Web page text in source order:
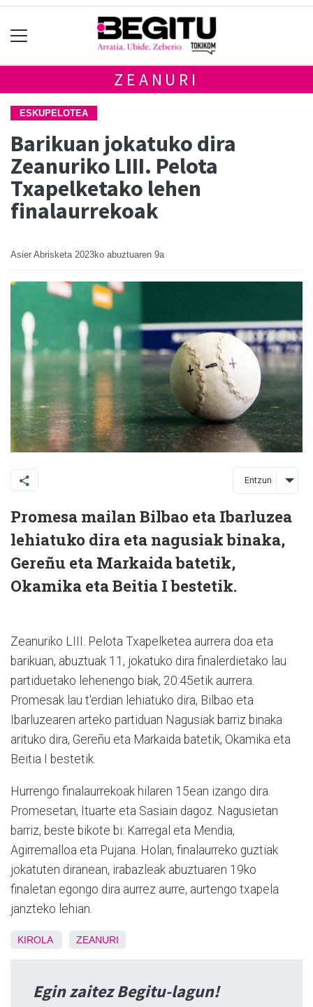
ZEANURI
ESKUPELOTEA
Barikuan jokatuko dira
Zeanuriko LIII. Pelota
Txapelketako lehen
finalaurrekoak
Asier Abrisketa 2023ko abuztuaren 9a
Entzun
Promesa mailan Bilbao eta Ibarluzea
lehiatuko dira eta nagusiak binaka,
Gereñu eta Markaida batetik,
Okamika eta Beitia I bestetik.
Zeanuriko LIII. Pelota Txapelketea aurrera doa eta
barikuan, abuztuak 11, jokatuko dira finalerdietako lau
partiduetako lehenengo biak, 20:45etik aurrera.
Promesak lau t'erdian lehiatuko dira, Bilbao eta
Ibarluzearen arteko partiduan Nagusiak barriz binaka
arituko dira, Gereñu eta Markaida batetik, Okamika eta
Beitia I bestetik.
Hurrengo finalaurrekoak hilaren 15ean izango dira.
Promesetan, Ituarte eta Sasiain dagoz. Nagusietan
barriz, beste bikote bi: Karregal eta Mendia,
Agirremalloa eta Pujana. Holan, finalaurreko guztiak
jokatuten diranean, irabazleak abuztuaren 19ko
finaletan egongo dira aurrez aurre, aurtengo txapela
janzteko lehian.
KIROLA ZEANURI
Egin zaitez Begitu-lagun!